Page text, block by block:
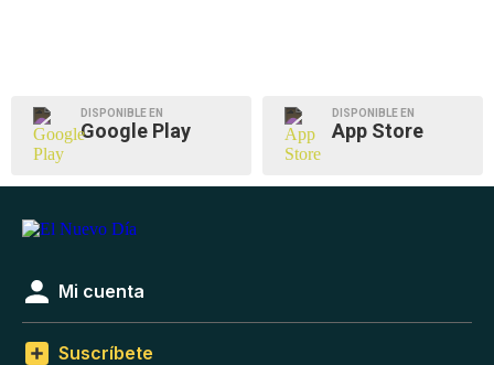
DISPONIBLE EN
Google Play
DISPONIBLE EN
App Store
Mi cuenta
Suscríbete